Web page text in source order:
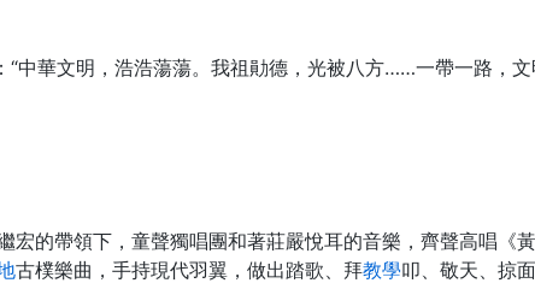
“中華文明，浩浩蕩蕩。我祖勛德，光被八方……一帶一路，
宏的帶領下，童聲獨唱團和著莊嚴悅耳的音樂，齊聲高唱《黃
古樸樂曲，手持現代羽翼，做出踏歌、拜教學叩、敬天、掠